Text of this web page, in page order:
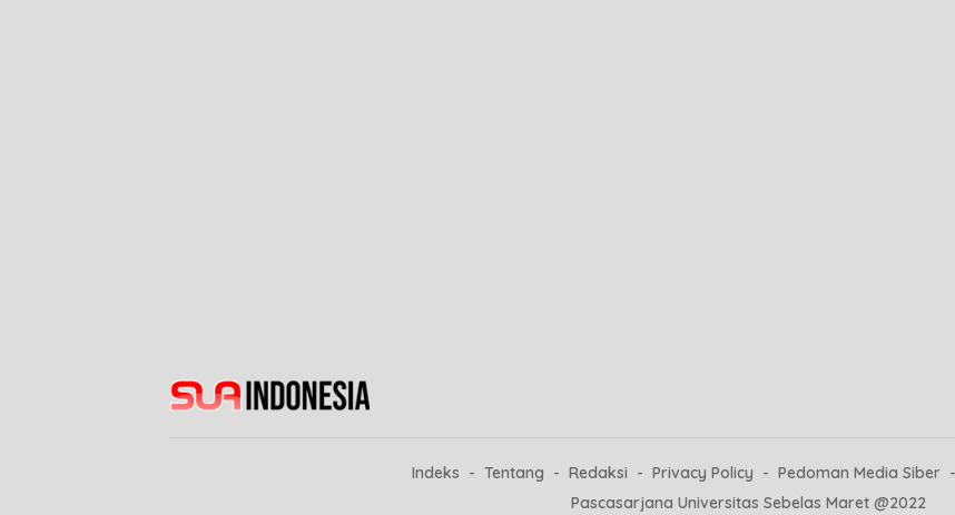
Indeks Tentang Redaksi Privacy Policy Pedoman Media Siber
Pascasarjana Universitas Sebelas Maret @2022